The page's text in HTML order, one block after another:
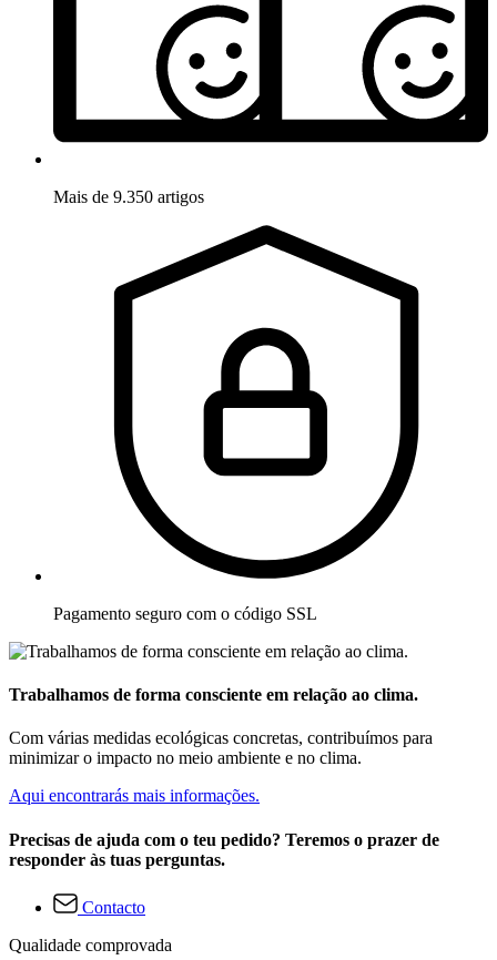
Mais de 9.350 artigos
Pagamento seguro com o código SSL
Trabalhamos de forma consciente em relação ao clima.
Com várias medidas ecológicas concretas, contribuímos para
minimizar o impacto no meio ambiente e no clima.
Aqui encontrarás mais informações.
Precisas de ajuda com o teu pedido? Teremos o prazer de
responder às tuas perguntas.
Contacto
Qualidade comprovada